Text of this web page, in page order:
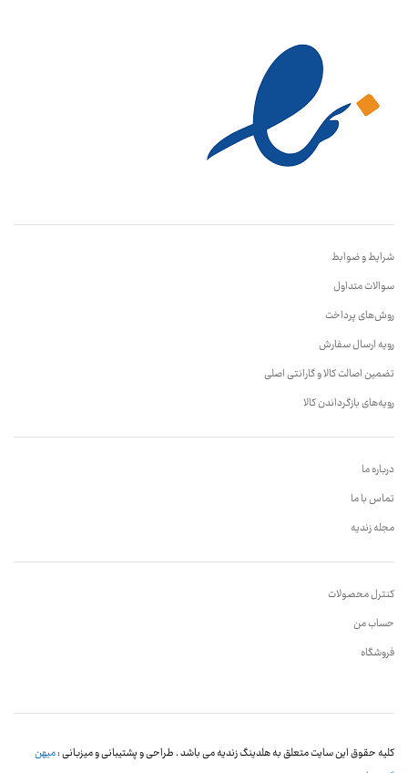
شرایط و ضوابط
سوالات متداول
روش‌های پرداخت
رویه ارسال سفارش
تضمین اصالت کالا و گارانتی اصلی
رویه‌های بازگرداندن کالا
درباره ما
تماس با ما
مجله زندیه
کنترل محصولات
حساب من
فروشگاه
کلیه حقوق این سایت متعلق به هلدینگ زندیه می باشد . طراحی و پشتیبانی و میزبانی :میهن